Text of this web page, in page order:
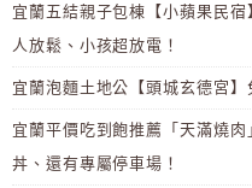
宜蘭五結親子包棟【小蘋果民
人放鬆、小孩超放電！
宜蘭泡麵土地公【頭城玄德宮
宜蘭平價吃到飽推薦「天滿燒
丼、還有專屬停車場！